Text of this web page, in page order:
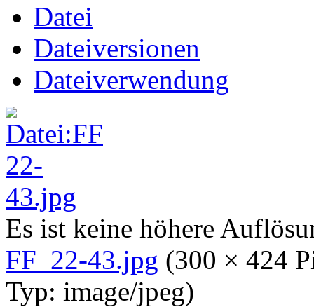
Datei
Dateiversionen
Dateiverwendung
Es ist keine höhere
FF_22-43.jpg (300 × 424
Typ: image/jpeg)